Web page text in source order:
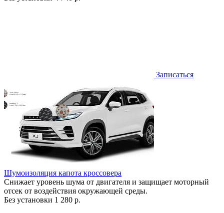
Записаться
Шумоизоляция капота кроссовера
Снижает уровень шума от двигателя и защищает моторный
отсек от воздействия окружающей среды.
Без установки 1 280 р.